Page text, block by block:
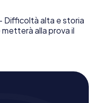
Difficoltà alta e storia
alla prova il